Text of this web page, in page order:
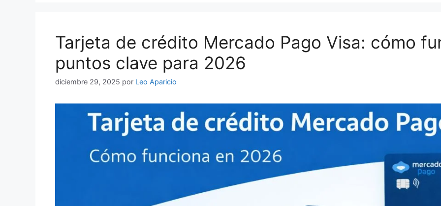
Tarjeta de crédito Mercado Pago Visa: cómo
puntos clave para 2026
diciembre 29, 2025 por Leo Aparicio